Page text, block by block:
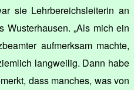
sie Lehrbereichsleiterin an
Wusterhausen. „Als mich ein
aufmerksam machte,
langweilig. Dann habe
dass manches, was von